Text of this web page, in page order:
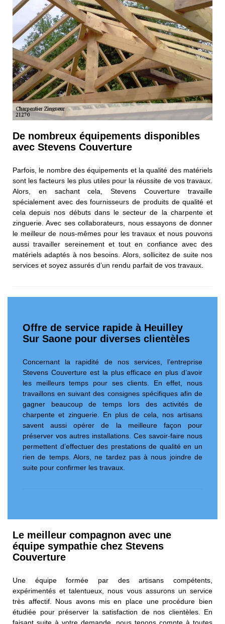
De nombreux équipements disponibles
avec Stevens Couverture
Parfois, le nombre des équipements et la qualité des matériels
sont les facteurs les plus utiles pour la réussite de vos travaux.
Alors, en sachant cela, Stevens Couverture travaille
spécialement avec des fournisseurs de produits de qualité et
cela depuis nos débuts dans le secteur de la charpente et
zinguerie. Avec ses collaborateurs, nous essayons de donner
le meilleur de nous-mêmes pour les travaux et nous pouvons
aussi travailler sereinement et tout en confiance avec des
matériels adaptés à nos besoins. Alors, sollicitez de suite nos
services et soyez assurés d’un rendu parfait de vos travaux.
Offre de service rapide à Heuilley
Sur Saone pour diverses clientèles
Concernant la rapidité de nos services, l’entreprise
Stevens Couverture est la plus efficace en plus d’avoir
les meilleurs temps pour ses clients. En effet, nous
travaillons en suivant des consignes spécifiques afin de
gagner beaucoup de temps lors des activités de
charpente et zinguerie. En plus de cela, nos artisans
savent aussi opérer de la meilleure façon pour
préserver vos autres installations. Ces savoir-faire nous
permettent d’effectuer des prestations de qualité en un
rien de temps. Alors, ne tardez pas à nous joindre de
suite pour confirmer les travaux.
Le meilleur compagnon avec une
équipe sympathie chez Stevens
Couverture
Une équipe formée par des artisans compétents,
expérimentés et talentueux, nous vous assurons un service
très affectif. Nous avons mis en place une procédure bien
étudiée pour préserver la satisfaction de nos clientèles. En
faisant suite à votre demande, nous tenons compte à toutes